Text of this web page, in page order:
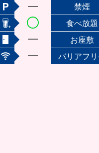
禁煙
食べ放題
お座敷
バリアフ